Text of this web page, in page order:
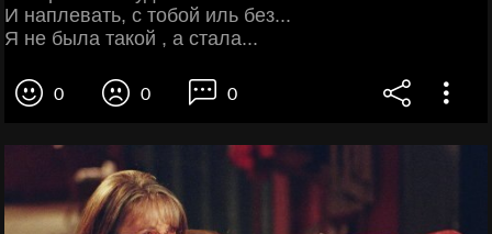
И наплевать, с тобой иль без...
Я не была такой , а стала...
0 0 0